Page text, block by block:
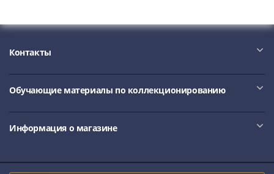
Контакты
Обучающие материалы по коллекционированию
Информация о магазине